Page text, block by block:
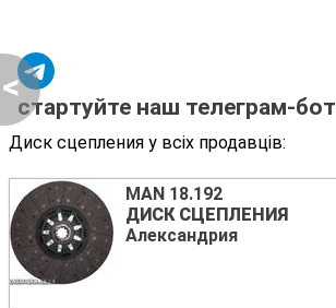
<
стартуйте наш телеграм-бот
Диск сцепления у всіх продавців:
MAN 18.192
ДИСК СЦЕПЛЕНИЯ
Александрия